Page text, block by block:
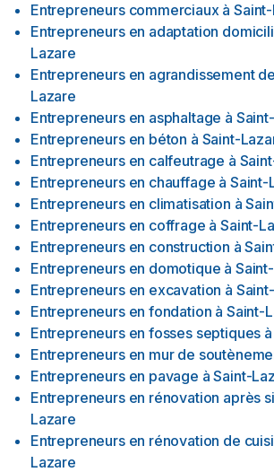
Entrepreneurs commerciaux à
Entrepreneurs en adaptation
Lazare
Entrepreneurs en agrandissement
Lazare
Entrepreneurs en asphaltage à
Entrepreneurs en béton à Saint-
Entrepreneurs en calfeutrage à
Entrepreneurs en chauffage à Saint-
Entrepreneurs en climatisation à
Entrepreneurs en coffrage à Saint-
Entrepreneurs en construction à
Entrepreneurs en domotique à
Entrepreneurs en excavation à
Entrepreneurs en fondation à Saint-
Entrepreneurs en fosses septiques à
Entrepreneurs en mur de
Entrepreneurs en pavage à Saint-
Entrepreneurs en rénovation après
Lazare
Entrepreneurs en rénovation de
Lazare